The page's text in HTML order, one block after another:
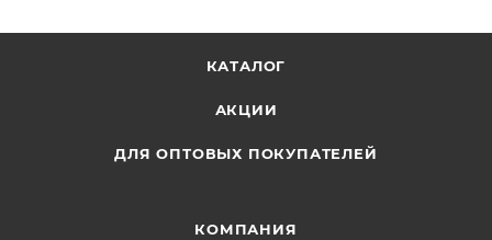
КАТАЛОГ
АКЦИИ
ДЛЯ ОПТОВЫХ ПОКУПАТЕЛЕЙ
КОМПАНИЯ